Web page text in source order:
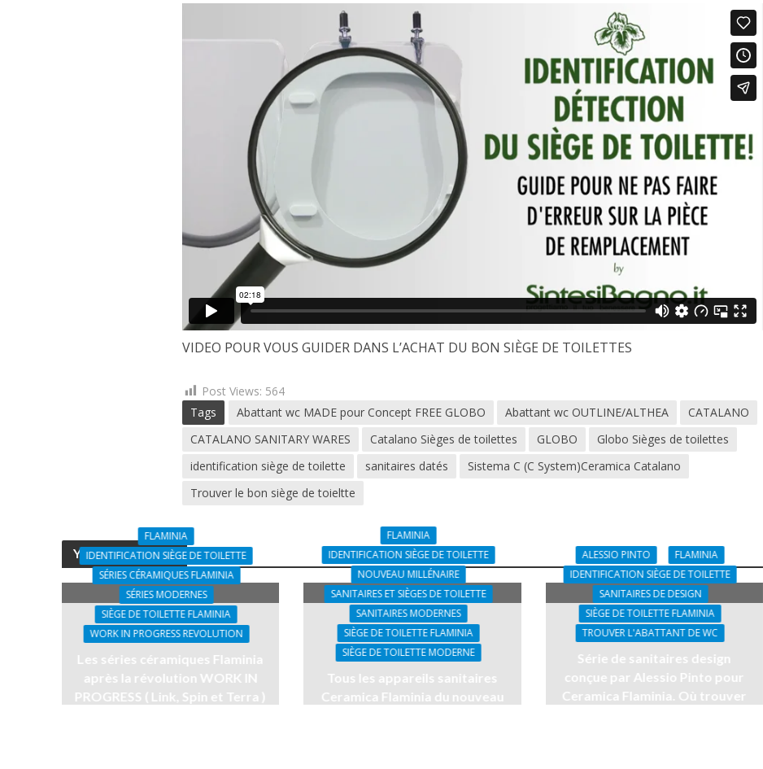
VIDEO POUR VOUS GUIDER DANS L’ACHAT DU BON SIÈGE DE TOILETTES
Post Views: 564
Tags
Abattant wc MADE pour Concept FREE GLOBO Abattant wc OUTLINE/ALTHEA
CATALANO
CATALANO SANITARY WARES
Catalano Sièges de toilettes GLOBO
Globo Sièges de toilettes
identification siège de toilette
sanitaires datés
Sistema C (C System)Ceramica Catalano
Trouver le bon siège de toieltte
You may also like
FLAMINIA
IDENTIFICATION SIÈGE DE TOILETTE
SÉRIES CÉRAMIQUES FLAMINIA
SÉRIES MODERNES
SIÈGE DE TOILETTE FLAMINIA
WORK IN PROGRESS REVOLUTION
Les séries céramiques Flaminia
après la révolution WORK IN
PROGRESS ( Link, Spin et Terra )
FLAMINIA
IDENTIFICATION SIÈGE DE TOILETTE
NOUVEAU MILLÉNAIRE
SANITAIRES ET SIÈGES DE TOILETTE
SANITAIRES MODERNES
SIÈGE DE TOILETTE FLAMINIA
SIÈGE DE TOILETTE MODERNE
Tous les appareils sanitaires
Ceramica Flaminia du nouveau
ALESSIO PINTO
FLAMINIA
IDENTIFICATION SIÈGE DE TOILETTE
SANITAIRES DE DESIGN
SIÈGE DE TOILETTE FLAMINIA
TROUVER L'ABATTANT DE WC
Série de sanitaires design
conçue par Alessio Pinto pour
Ceramica Flaminia. Où trouver